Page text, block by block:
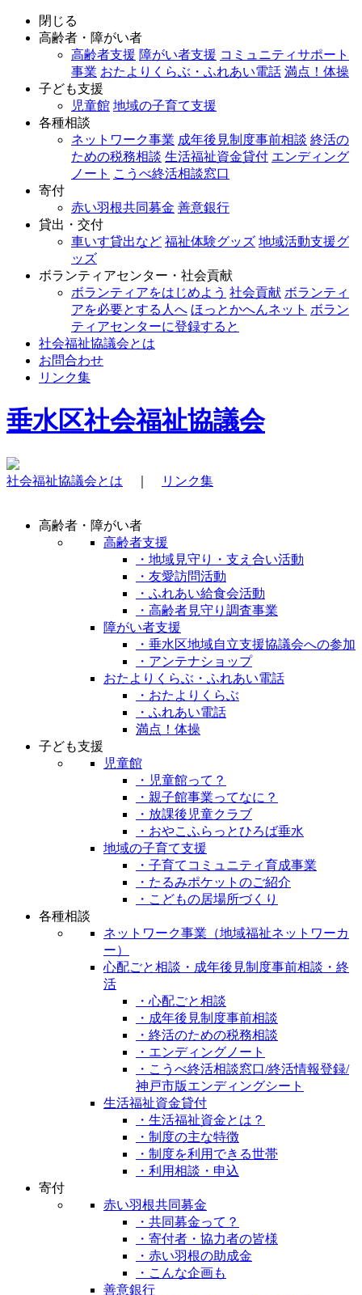
閉じる
高齢者・障がい者
高齢者支援 障がい者支援 コミュニティサポート
事業 おたよりくらぶ・ふれあい電話 満点！体操
子ども支援
児童館 地域の子育て支援
各種相談
ネットワーク事業 成年後見制度事前相談 終活の
ための税務相談 生活福祉資金貸付 エンディング
ノート こうべ終活相談窓口
寄付
赤い羽根共同募金 善意銀行
貸出・交付
車いす貸出など 福祉体験グッズ 地域活動支援グ
ッズ
ボランティアセンター・社会貢献
ボランティアをはじめよう 社会貢献 ボランティ
アを必要とする人へ ほっとかへんネット ボラン
ティアセンターに登録すると
社会福祉協議会とは
お問合わせ
リンク集
垂水区社会福祉協議会
社会福祉協議会とは リンク集
高齢者・障がい者
高齢者支援
・地域見守り・支え合い活動
・友愛訪問活動
・ふれあい給食会活動
・高齢者見守り調査事業
障がい者支援
・垂水区地域自立支援協議会への参加
・アンテナショップ
おたよりくらぶ・ふれあい電話
・おたよりくらぶ
・ふれあい電話
満点！体操
子ども支援
児童館
・児童館って？
・親子館事業ってなに？
・放課後児童クラブ
・おやこふらっとひろば垂水
地域の子育て支援
・子育てコミュニティ育成事業
・たるみポケットのご紹介
・こどもの居場所づくり
各種相談
ネットワーク事業（地域福祉ネットワーカ
ー）
心配ごと相談・成年後見制度事前相談・終
活
・心配ごと相談
・成年後見制度事前相談
・終活のための税務相談
・エンディングノート
・こうべ終活相談窓口/終活情報登録/
神戸市版エンディングシート
生活福祉資金貸付
・生活福祉資金とは？
・制度の主な特徴
・制度を利用できる世帯
・利用相談・申込
寄付
赤い羽根共同募金
・共同募金って？
・寄付者・協力者の皆様
・赤い羽根の助成金
・こんな企画も
善意銀行